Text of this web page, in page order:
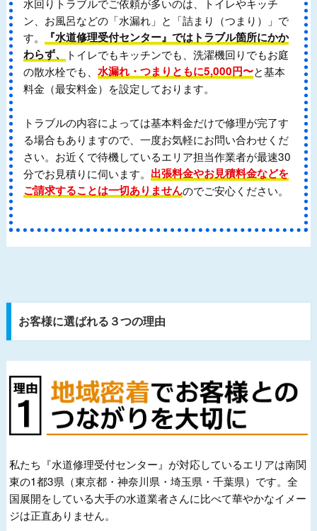
水回りトラブルでご依頼が多いのは、トイレやキッチ
ン、お風呂などの「水漏れ」と「詰まり（つまり）」で
す。
『水道修理受付センター』ではトラブル箇所にかか
わらず、
トイレでもキッチンでも、洗濯機回りでもお庭
の散水栓でも、 水漏れ・つまりともに5,000円〜と基本
料金（最安料金）を設定しております。
トラブルの内容によっては基本料金だけで修理が完了す
る場合もありますので、一度お気軽にお問い合わせくだ
さい。お近くで待機しているエリア担当作業者が最速30
分でお見積りに伺います。 出張料金やお見積料金などを
ご請求することは一切ありませんのでご安心ください。
お客様に選ばれる３つの理由
私たち『水道修理受付センター』が対応しているエリアは南関
東の1都3県（東京都・神奈川県・埼玉県・千葉県）です。全
国展開をしている大手の水道業者さんに比べて華やかなイメー
ジは正直ありません。